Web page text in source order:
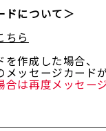
ドについて＞
ちら
作成した場合、
ッセージカード
は再度メッセー